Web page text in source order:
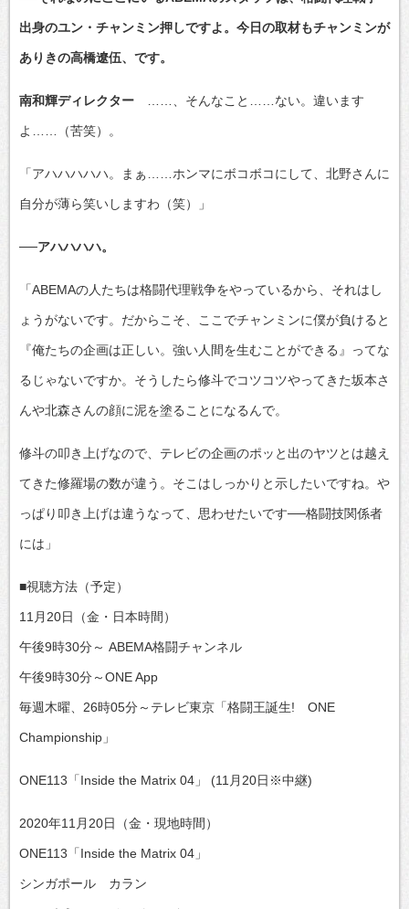
出身のユン・チャンミン押しですよ。今日の取材もチャンミンが
ありきの高橋遼伍、です。
南和輝ディレクター ……、そんなこと……ない。違います
よ……（苦笑）。
「アハハハハハ。まぁ……ホンマにボコボコにして、北野さんに
自分が薄ら笑いしますわ（笑）」
──アハハハハ。
「ABEMAの人たちは格闘代理戦争をやっているから、それはし
ょうがないです。だからこそ、ここでチャンミンに僕が負けると
『俺たちの企画は正しい。強い人間を生むことができる』ってな
るじゃないですか。そうしたら修斗でコツコツやってきた坂本さ
んや北森さんの顔に泥を塗ることになるんで。
修斗の叩き上げなので、テレビの企画のポッと出のヤツとは越え
てきた修羅場の数が違う。そこはしっかりと示したいですね。や
っぱり叩き上げは違うなって、思わせたいです──格闘技関係者
には」
■視聴方法（予定）
11月20日（金・日本時間）
午後9時30分～ ABEMA格闘チャンネル
午後9時30分～ONE App
毎週木曜、26時05分～テレビ東京「格闘王誕生! ONE
Championship」
ONE113「Inside the Matrix 04」 (11月20日※中継)
2020年11月20日（金・現地時間）
ONE113「Inside the Matrix 04」
シンガポール カラン